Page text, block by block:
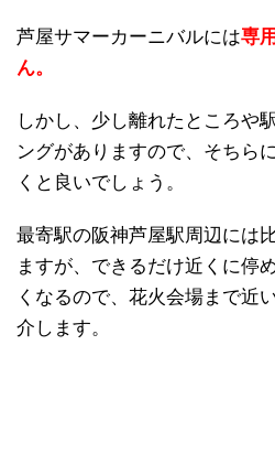
芦屋サマーカーニバルには専
ん。
しかし、少し離れたところや
ングがありますので、そちら
くと良いでしょう。
最寄駅の阪神芦屋駅周辺には
ますが、できるだけ近くに停
くなるので、花火会場まで近
介します。